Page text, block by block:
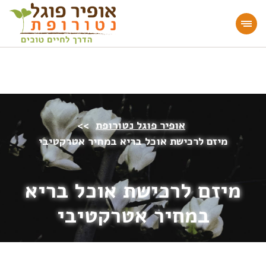
מעוניינים להעמיק או להתחיל דרך חיים בריאה?
הצטרפו לאתר!
אופיר פוגל נטורופת >>
מיזם לרכישת אוכל בריא במחיר אטרקטיבי
מיזם לרכישת אוכל בריא
במחיר אטרקטיבי